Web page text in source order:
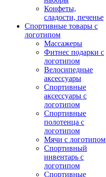
Конфеты,
сладости, печенье
Спортивные товары с
логотипом
Массажеры
Фитнес подарки с
логотипом
Велосипедные
аксессуары
Спортивные
аксессуары с
логотипом
Спортивные
полотенца с
логотипом
Мячи с логотипом
Спортивный
инвентарь с
логотипом
Спортивные